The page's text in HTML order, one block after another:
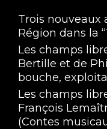
Ma Nénette
Apr 27, 2026 • 30:30
Trois nouveaux
Région dans la
Les champs
Bertille et de
bouche,
Les champs
François
(Contes